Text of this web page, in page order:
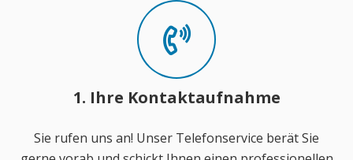
1. Ihre Kontaktaufnahme
Sie rufen uns an! Unser Telefonservice berät Sie